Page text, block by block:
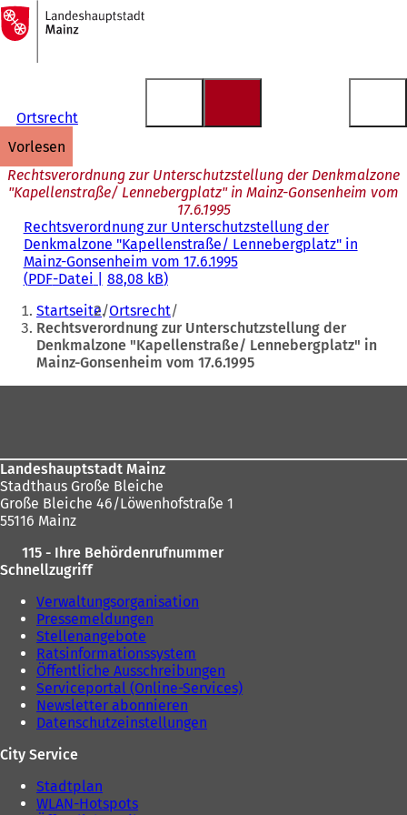
Inhalt anspringen
Zur
Startseite
Ortsrecht
vorlesen
Rechtsverordnung zur Unterschutzstellung der Denkmalzone
"Kapellenstraße/ Lennebergplatz" in Mainz-Gonsenheim vom
17.6.1995
Rechtsverordnung zur Unterschutzstellung der
Denkmalzone "Kapellenstraße/ Lennebergplatz" in
Mainz-Gonsenheim vom 17.6.1995
PDF-Datei 88,08 kB
Sie
befinden
sich
Startseite Ortsrecht
Rechtsverordnung zur Unterschutzstellung der
Denkmalzone "Kapellenstraße/ Lennebergplatz" in
Mainz-Gonsenheim vom 17.6.1995
Landeshauptstadt Mainz
Stadthaus Große Bleiche
Große Bleiche 46/Löwenhofstraße 1
55116 Mainz
115 - Ihre Behördenrufnummer
Schnellzugriff
Verwaltungsorganisation
Pressemeldungen
Stellenangebote
Ratsinformationssystem
Öffentliche Ausschreibungen
Serviceportal (Online-Services)
Newsletter abonnieren
Datenschutzeinstellungen
City Service
Stadtplan
WLAN-Hotspots